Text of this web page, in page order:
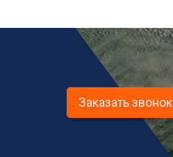
Заказать звонок